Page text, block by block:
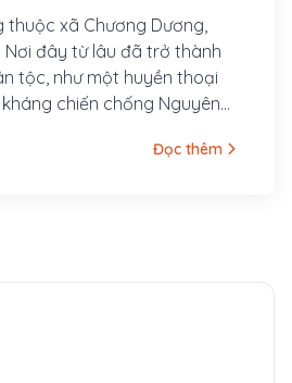
thuộc xã Chương Dương,
Nơi đây từ lâu đã trở thành
tộc, như một huyền thoại
chiến chống Nguyên
Đọc thêm